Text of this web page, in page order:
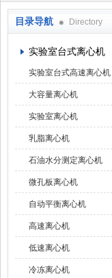
目录导航 Directory
实验室台式离心机
实验室台式高速离心机
大容量离心机
实验室离心机
乳脂离心机
石油水分测定离心机
微孔板离心机
自动平衡离心机
高速离心机
低速离心机
冷冻离心机